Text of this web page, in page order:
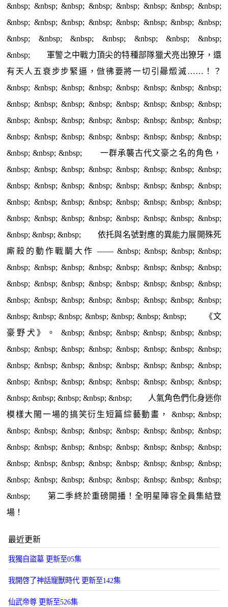
&nbsp; &nbsp; &nbsp; &nbsp; &nbsp; &nbsp; &nbsp; &nbsp;
&nbsp; &nbsp; &nbsp; &nbsp; &nbsp; &nbsp; &nbsp; &nbsp;
&nbsp; &nbsp; &nbsp; &nbsp; &nbsp; &nbsp; &nbsp;
&nbsp; 軍警之中戰力頂尖的特種部隊獵犬亮出獠牙，還
有天人五衰步步緊逼，倣彿要將一切引曏燬滅……！？
&nbsp; &nbsp; &nbsp; &nbsp; &nbsp; &nbsp; &nbsp; &nbsp;
&nbsp; &nbsp; &nbsp; &nbsp; &nbsp; &nbsp; &nbsp; &nbsp;
&nbsp; &nbsp; &nbsp; &nbsp; &nbsp; &nbsp; &nbsp; &nbsp;
&nbsp; &nbsp; &nbsp; &nbsp; &nbsp; &nbsp; &nbsp; &nbsp;
&nbsp; &nbsp; &nbsp; 一群承襲古代文豪之名的角色，
&nbsp; &nbsp; &nbsp; &nbsp; &nbsp; &nbsp; &nbsp; &nbsp;
&nbsp; &nbsp; &nbsp; &nbsp; &nbsp; &nbsp; &nbsp; &nbsp;
&nbsp; &nbsp; &nbsp; &nbsp; &nbsp; &nbsp; &nbsp; &nbsp;
&nbsp; &nbsp; &nbsp; &nbsp; &nbsp; &nbsp; &nbsp; &nbsp;
&nbsp; &nbsp; &nbsp; 依托與名號對應的異能力展開殊死
廝殺的動作戰鬭大作 —— &nbsp; &nbsp; &nbsp; &nbsp;
&nbsp; &nbsp; &nbsp; &nbsp; &nbsp; &nbsp; &nbsp; &nbsp;
&nbsp; &nbsp; &nbsp; &nbsp; &nbsp; &nbsp; &nbsp; &nbsp;
&nbsp; &nbsp; &nbsp; &nbsp; &nbsp; &nbsp; &nbsp; &nbsp;
&nbsp; &nbsp; &nbsp; &nbsp; &nbsp; &nbsp; &nbsp; 《文
豪野犬》。 &nbsp; &nbsp; &nbsp; &nbsp; &nbsp; &nbsp;
&nbsp; &nbsp; &nbsp; &nbsp; &nbsp; &nbsp; &nbsp; &nbsp;
&nbsp; &nbsp; &nbsp; &nbsp; &nbsp; &nbsp; &nbsp; &nbsp;
&nbsp; &nbsp; &nbsp; &nbsp; &nbsp; &nbsp; &nbsp; &nbsp;
&nbsp; &nbsp; &nbsp; &nbsp; &nbsp; 人氣角色們化身迷你
模樣大閙一場的搞笑衍生短篇綜藝動畫， &nbsp; &nbsp;
&nbsp; &nbsp; &nbsp; &nbsp; &nbsp; &nbsp; &nbsp; &nbsp;
&nbsp; &nbsp; &nbsp; &nbsp; &nbsp; &nbsp; &nbsp; &nbsp;
&nbsp; &nbsp; &nbsp; &nbsp; &nbsp; &nbsp; &nbsp; &nbsp;
&nbsp; &nbsp; &nbsp; &nbsp; &nbsp; &nbsp; &nbsp; &nbsp;
&nbsp; 第二季終於重磅開播！全明星陣容全員集結登
場！
最近更新
我獨自盜墓 更新至05集
我開啓了神話寵獸時代 更新至142集
仙武帝尊 更新至526集